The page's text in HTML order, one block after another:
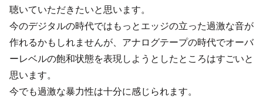
聴いていただきたいと思います。
今のデジタルの時代ではもっとエッジの立った過激な音が
作れるかもしれませんが、アナログテープの時代でオーバ
ーレベルの飽和状態を表現しようとしたところはすごいと
思います。
今でも過激な暴力性は十分に感じられます。